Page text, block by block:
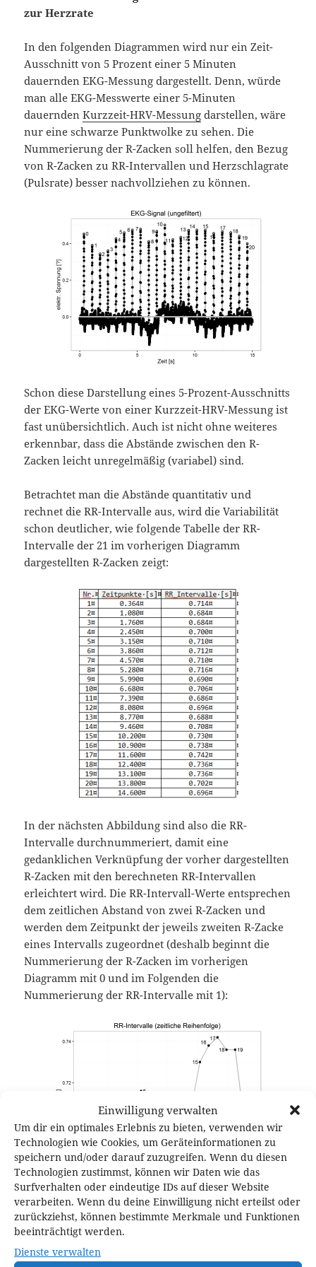
Einwilligung verwalten
Um dir ein optimales Erlebnis zu bieten, verwenden wir
Technologien wie Cookies, um Geräteinformationen zu
speichern und/oder darauf zuzugreifen. Wenn du diesen
Technologien zustimmst, können wir Daten wie das
Surfverhalten oder eindeutige IDs auf dieser Website
verarbeiten. Wenn du deine Einwilligung nicht erteilst oder
zurückziehst, können bestimmte Merkmale und Funktionen
beeinträchtigt werden.
Dienste verwalten
zur Herzrate
In den folgenden Diagrammen wird nur ein Zeit-
Ausschnitt von 5 Prozent einer 5 Minuten
dauernden EKG-Messung dargestellt. Denn, würde
man alle EKG-Messwerte einer 5-Minuten
dauerndenKurzzeit-HRV-Messung darstellen, wäre
nur eine schwarze Punktwolke zu sehen. Die
Nummerierung der R-Zacken soll helfen, den Bezug
von R-Zacken zu RR-Intervallen und Herzschlagrate
(Pulsrate) besser nachvollziehen zu können.
Schon diese Darstellung eines 5-Prozent-Ausschnitts
der EKG-Werte von einer Kurzzeit-HRV-Messung ist
fast unübersichtlich. Auch ist nicht ohne weiteres
erkennbar, dass die Abstände zwischen den R-
Zacken leicht unregelmäßig (variabel) sind.
Betrachtet man die Abstände quantitativ und
rechnet die RR-Intervalle aus, wird die Variabilität
schon deutlicher, wie folgende Tabelle der RR-
Intervalle der 21 im vorherigen Diagramm
dargestellten R-Zacken zeigt:
In der nächsten Abbildung sind also die RR-
Intervalle durchnummeriert, damit eine
gedanklichen Verknüpfung der vorher dargestellten
R-Zacken mit den berechneten RR-Intervallen
erleichtert wird. Die RR-Intervall-Werte entsprechen
dem zeitlichen Abstand von zwei R-Zacken und
werden dem Zeitpunkt der jeweils zweiten R-Zacke
eines Intervalls zugeordnet (deshalb beginnt die
Nummerierung der R-Zacken im vorherigen
Diagramm mit 0 und im Folgenden die
Nummerierung der RR-Intervalle mit 1):
Die Unregelmäßigkeit des Herzschlags ist bereits mit
der Darstellung der zeitlichen Reihenfolge der RR-
Intervalle deutlich erkennbar.